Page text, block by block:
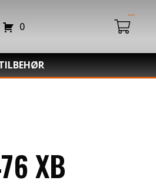
0
produkter i handlekurven.
XB